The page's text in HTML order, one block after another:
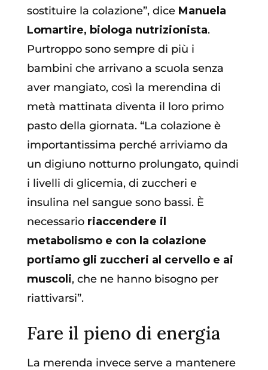
sostituire la colazione”, dice Manuela
Lomartire, biologa nutrizionista.
Purtroppo sono sempre di più i
bambini che arrivano a scuola senza
aver mangiato, così la merendina di
metà mattinata diventa il loro primo
pasto della giornata. “La colazione è
importantissima perché arriviamo da
un digiuno notturno prolungato, quindi
i livelli di glicemia, di zuccheri e
insulina nel sangue sono bassi. È
necessario riaccendere il
metabolismo e con la colazione
portiamo gli zuccheri al cervello e ai
muscoli, che ne hanno bisogno per
riattivarsi”.
Fare il pieno di energia
La merenda invece serve a mantenere